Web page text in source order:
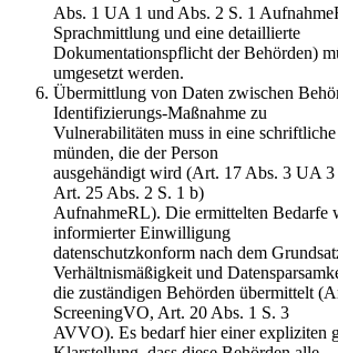
Abs. 1 UA 1 und Abs. 2 S. 1
Sprachmittlung und eine detaillierte
Dokumentationspflicht der Behörden)
umgesetzt werden.
Übermittlung von Daten zwischen
Identifizierungs-Maßnahme zu
Vulnerabilitäten muss in eine
münden, die der Person
ausgehändigt wird (Art. 17 Abs. 3 UA
Art. 25 Abs. 2 S. 1 b)
AufnahmeRL). Die ermittelten Bedarfe
informierter Einwilligung
datenschutzkonform nach dem
Verhältnismäßigkeit und
die zuständigen Behörden übermittelt
ScreeningVO, Art. 20 Abs. 1 S. 3
AVVO). Es bedarf hier einer expliziten